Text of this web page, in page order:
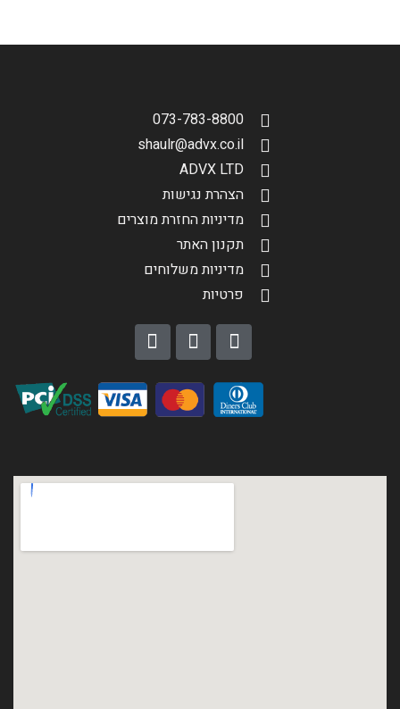
073-783-8800
shaulr@advx.co.il
ADVX LTD
הצהרת נגישות
מדיניות החזרת מוצרים
תקנון האתר
מדיניות משלוחים
פרטיות